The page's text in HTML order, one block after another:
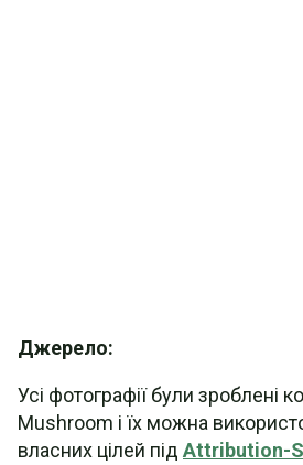
Джерело:
Усі фотографії були зроблені
Mushroom і їх можна
власних цілей під Attribution-